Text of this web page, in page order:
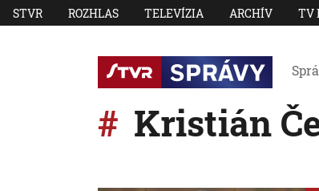
STVR ROZHLAS TELEVÍZIA ARCHÍV TV
Kristián